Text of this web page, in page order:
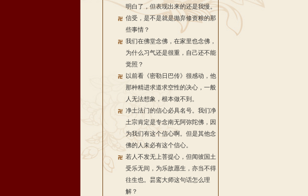
明白了，但表现出来的还是我慢。
信受，是不是就是抛弃修资粮的那
些事情？
我们在佛堂念佛，在家里也念佛，
为什么习气还是很重，自己还不能
觉照？
以前看《密勒日巴传》很感动，他
那种精进求道求空性的决心，一般
人无法想象，根本做不到。
净土法门的信心必具名号。我们净
土宗肯定是专念南无阿弥陀佛，因
为我们有这个信心啊。但是其他念
佛的人未必有这个信心。
若人不发无上菩提心，但闻彼国土
受乐无间，为乐故愿生，亦当不得
往生也。昙鸾大师这句话怎么理
解？